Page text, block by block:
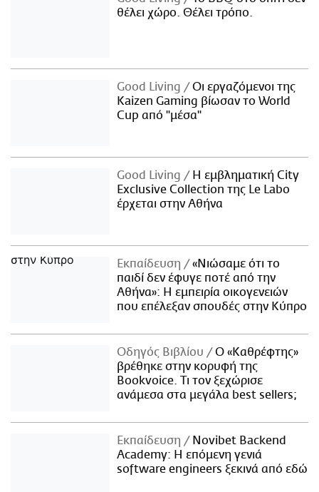
θέλει χώρο. Θέλει τρόπο.
Good Living
Οι εργαζόμενοι της
Kaizen Gaming βίωσαν το World
Cup από "μέσα"
Good Living
Η εμβληματική City
Exclusive Collection της Le Labo
έρχεται στην Αθήνα
Εκπαίδευση
«Νιώσαμε ότι το
παιδί δεν έφυγε ποτέ από την
Αθήνα»: Η εμπειρία οικογενειών
που επέλεξαν σπουδές στην Κύπρο
Οδηγός Βιβλίου
Ο «Καθρέφτης»
βρέθηκε στην κορυφή της
Bookvoice. Τι τον ξεχώρισε
ανάμεσα στα μεγάλα best sellers;
Εκπαίδευση
Novibet Backend
Academy: Η επόμενη γενιά
software engineers ξεκινά από εδώ